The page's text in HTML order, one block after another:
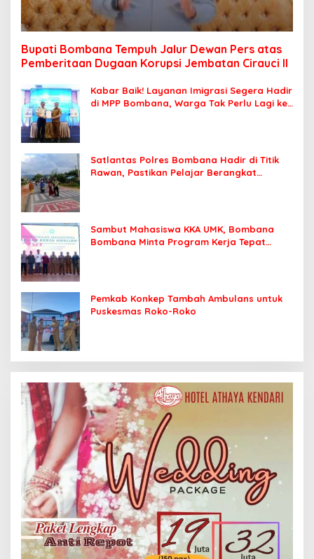
Bupati Bombana Tempuh Jalur Dewan Pers atas
Pemberitaan Dugaan Korupsi Jembatan Cirauci II
Kabar Baik! Layanan Imigrasi Segera Hadir
di MPP Bombana, Warga Tak Perlu Lagi ke
Satlantas Polres Bombana Hadir di Titik
Rawan, Pastikan Pelajar Berangkat
Sambut Mahasiswa KKA UMK, Bombana
Bombana Minta Program Kerja Tepat
Pemkab Konkep Tambah Ambulans untuk
Puskesmas Roko-Roko